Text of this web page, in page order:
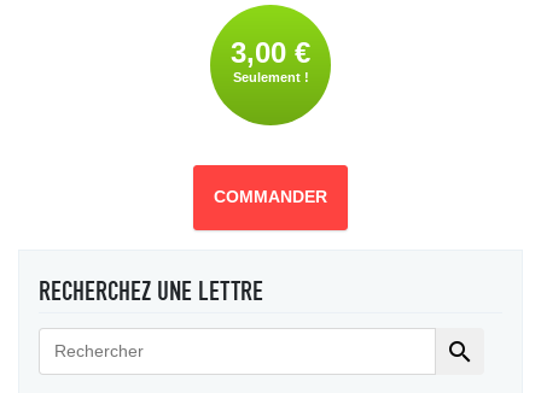
3,00 €
Seulement !
COMMANDER
RECHERCHEZ UNE LETTRE
